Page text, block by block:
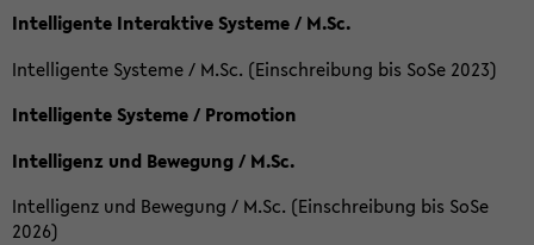
Intelligente Interaktive Systeme / M.Sc.
Intelligente Systeme / M.Sc. (Einschreibung bis SoSe 2023)
Intelligente Systeme / Promotion
Intelligenz und Bewegung / M.Sc.
Intelligenz und Bewegung / M.Sc. (Einschreibung bis SoSe
2026)